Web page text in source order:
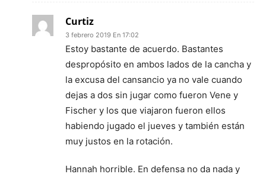
Curtiz
3 febrero 2019 En 17:02
Estoy bastante de acuerdo. Bastantes
despropósito en ambos lados de la cancha y
la excusa del cansancio ya no vale cuando
dejas a dos sin jugar como fueron Vene y
Fischer y los que viajaron fueron ellos
habiendo jugado el jueves y también están
muy justos en la rotación.
Hannah horrible. En defensa no da nada y